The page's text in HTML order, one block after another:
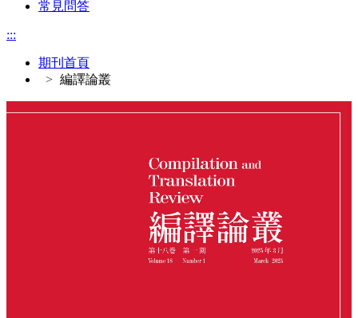
常見問答
:::
期刊首頁
編譯論叢